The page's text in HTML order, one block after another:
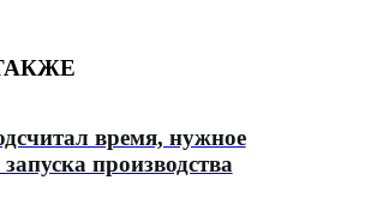
время, нужное
производства